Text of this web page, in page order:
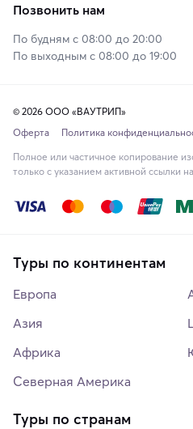
Позвонить нам
По будням с 08:00 до 20:00
По выходным с 08:00 до 19:00
© 2026 ООО «ВАУТРИП»
Оферта
Политика
Полное или частичное копирование
только с указанием активной ссылки
Туры по континентам
Европа
Азия
Африка
Северная Америка
Туры по странам